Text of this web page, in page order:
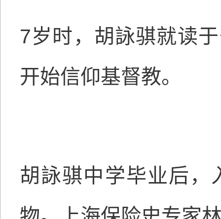
7岁时，胡詠骐就读
开始信仰基督教。
胡詠骐中学毕业后，